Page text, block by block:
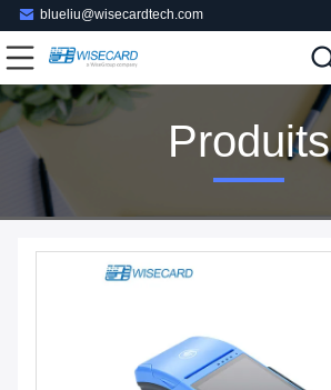
blueliu@wisecardtech.com
Produits